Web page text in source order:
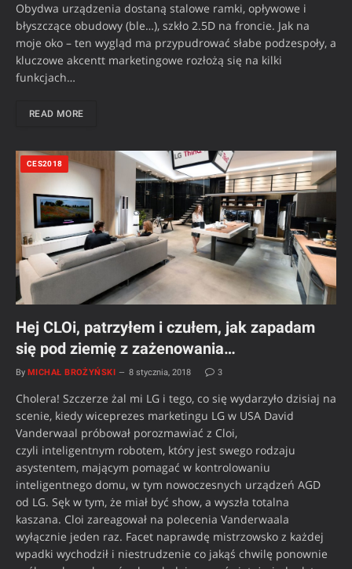
Obydwa urządzenia dostaną stalowe ramki, opływowe i
błyszczące obudowy (ble…), szkło 2.5D na froncie. Jak na
moje oko – ten wygląd ma przypudrować słabe podzespoły, a
kluczowe akcentt marketingowe rozłożą się na kilki
funkcjach…
READ MORE
CES2018
Hej CLOi, patrzyłem i czułem, jak zapadam
się pod ziemię z zażenowania…
By MICHAŁ BROŻYŃSKI 8 stycznia, 2018 3
Cholera! Szczerze żal mi LG i tego, co się wydarzyło dzisiaj na
scenie, kiedy wiceprezes marketingu LG w USA David
Vanderwaal próbował porozmawiać z Cloi,
czyli inteligentnym robotem, który jest swego rodzaju
asystentem, mającym pomagać w kontrolowaniu
inteligentnego domu, w tym nowoczesnych urządzeń AGD
od LG. Sęk w tym, że miał być show, a wyszła totalna
kaszana. Cloi zareagował na polecenia Vanderwaala
wyłącznie jeden raz. Facet naprawdę mistrzowsko z każdej
wpadki wychodził i niestrudzenie co jakąś chwilę ponownie